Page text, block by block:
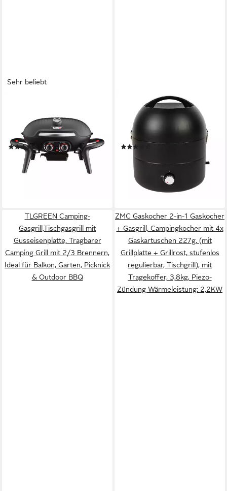
Sehr beliebt
Piezozündung, 2 Brenner,
Schwarz
(29)
ab 99,00 € 199,99 €
-50%
Camping-Gasgrill Grill-To-Go,
Edelstahl-Brenner, 2,5 kW,
Fettsammler
99,99 €
lieferbar - in 3-4 Werktagen bei dir
TLGREEN Camping-
Gasgrill,Tischgasgrill mit
Gusseisenplatte, Tragbarer
Camping Grill mit 2/3 Brennern,
Ideal für Balkon, Garten, Picknick
& Outdoor BBQ
ZMC Gaskocher 2-in-1 Gaskocher
+ Gasgrill, Campingkocher mit 4x
Gaskartuschen 227g, (mit
Grillplatte + Grillrost, stufenlos
regulierbar, Tischgrill), mit
Tragekoffer, 3,8kg, Piezo-
Zündung Wärmeleistung: 2,2KW